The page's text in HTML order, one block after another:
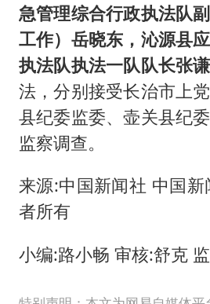
急管理综合行政执法队
工作）岳晓东，沁源县
执法队执法一队队长张谦
法，分别接受长治市上
县纪委监委、壶关县纪
监察调查。
来源:中国新闻社 中国
者所有
小编:路小畅 审核:舒克